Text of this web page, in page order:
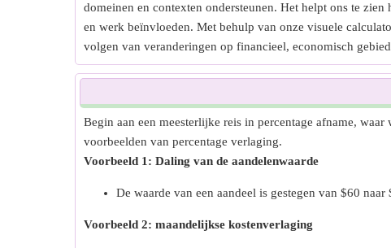
domeinen en contexten ondersteunen. Het helpt ons te
en werk beïnvloeden. Met behulp van onze visuele
volgen van veranderingen op financieel, economisch
Begin aan een meesterlijke reis in percentage afname,
voorbeelden van percentage verlaging.
Voorbeeld 1: Daling van de aandelenwaarde
De waarde van een aandeel is gestegen van $60
Voorbeeld 2: maandelijkse kostenverlaging